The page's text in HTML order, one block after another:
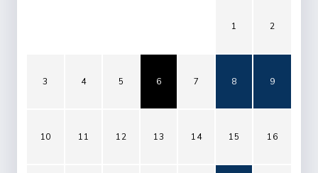
1 2
3 4 5 6 7 8 9
10 11 12 13 14 15 16